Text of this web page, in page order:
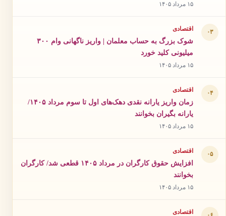
۱۵ مرداد ۱۴۰۵
۰۳ اقتصادی
شوک بزرگ به حساب معلمان | واریز ناگهانی وام ۳۰۰
میلیونی کلید خورد
۱۵ مرداد ۱۴۰۵
۰۴ اقتصادی
زمان واریز یارانه نقدی دهک‌های اول تا سوم مرداد ۱۴۰۵/
یارانه بگیران بخوانند
۱۵ مرداد ۱۴۰۵
۰۵ اقتصادی
افزایش حقوق کارگران در مرداد ۱۴۰۵ قطعی شد/ کارگران
بخوانند
۱۵ مرداد ۱۴۰۵
اقتصادی